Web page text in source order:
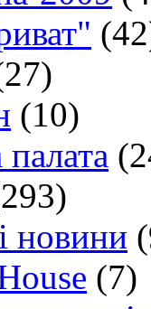
(10)
новини
(7)